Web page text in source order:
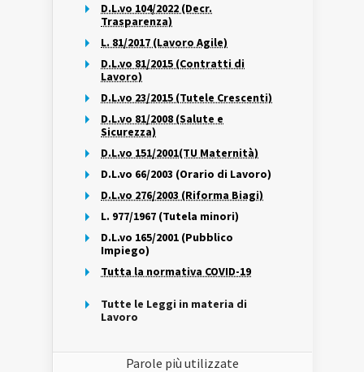
D.L.vo 104/2022 (Decr.
Trasparenza)
L. 81/2017 (Lavoro Agile)
D.L.vo 81/2015 (Contratti di
Lavoro)
D.L.vo 23/2015 (Tutele Crescenti)
D.L.vo 81/2008 (Salute e
Sicurezza)
D.L.vo 151/2001(TU Maternità)
D.L.vo 66/2003 (Orario di Lavoro)
D.L.vo 276/2003 (Riforma Biagi)
L. 977/1967 (Tutela minori)
D.L.vo 165/2001 (Pubblico
Impiego)
Tutta la normativa COVID-19
Tutte le Leggi in materia di
Lavoro
Parole più utilizzate